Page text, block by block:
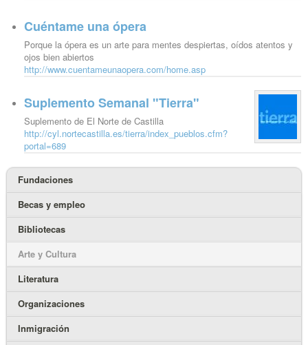
Cuéntame una ópera
Porque la ópera es un arte para mentes despiertas, oídos atentos y
ojos bien abiertos
http://www.cuentameunaopera.com/home.asp
Suplemento Semanal "Tierra"
Suplemento de El Norte de Castilla
http://cyl.nortecastilla.es/tierra/index_pueblos.cfm?
portal=689
Fundaciones
Becas y empleo
Bibliotecas
Arte y Cultura
Literatura
Organizaciones
Inmigración